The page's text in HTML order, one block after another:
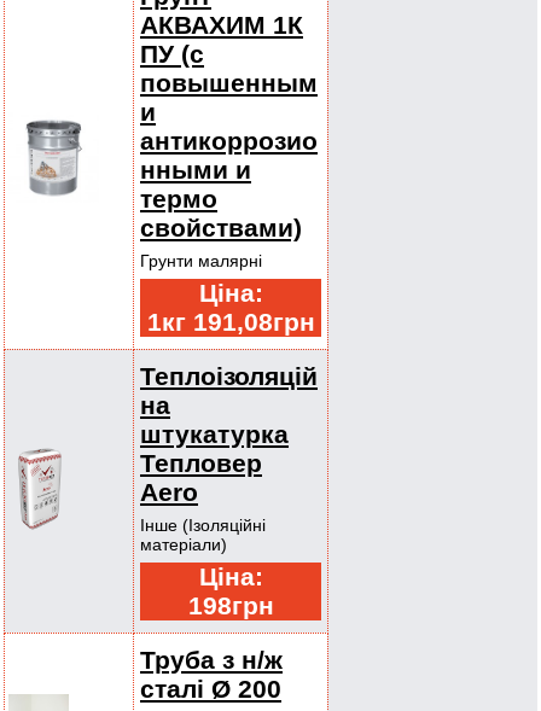
АКВАХИМ 1К
ПУ (с
повышенным
и
антикоррозио
нными и
термо
свойствами)
Грунти малярні
Ціна:
1кг 191,08грн
Теплоізоляцій
на
штукатурка
Тепловер
Aero
Інше (Ізоляційні
матеріали)
Ціна:
198грн
Труба з н/ж
сталі Ø 200